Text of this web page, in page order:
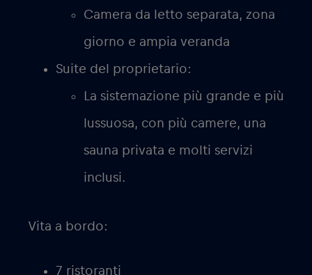
Camera da letto separata, zona
giorno e ampia veranda
Suite del proprietario:
La sistemazione più grande e più
lussuosa, con più camere, una
sauna privata e molti servizi
inclusi.
Vita a bordo:
7 ristoranti